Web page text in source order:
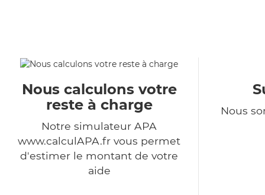
Nous calculons votre
reste à charge
Notre simulateur APA
www.calculAPA.fr vous permet
d'estimer le montant de votre
aide
Nous